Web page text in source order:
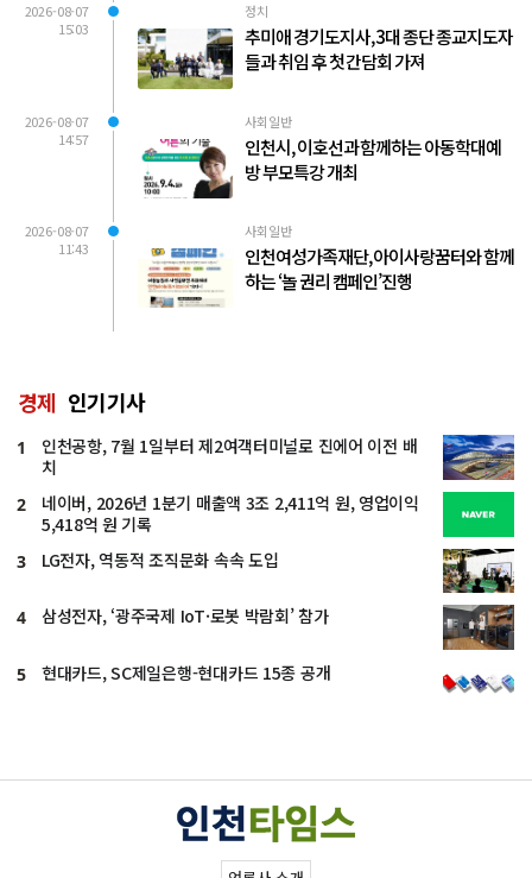
2026-08-07
15:03
정치
추미애 경기도지사, 3대 종단 종교지도자
들과 취임 후 첫 간담회 가져
2026-08-07
14:57
사회일반
인천시, 이호선과 함께하는 아동학대예
방 부모특강 개최
2026-08-07
11:43
사회일반
인천여성가족재단, 아이사랑꿈터와 함께
하는 ‘놀 권리 캠페인’진행
경제 인기기사
1
인천공항, 7월 1일부터 제2여객터미널로 진에어 이전 배
치
2
네이버, 2026년 1분기 매출액 3조 2,411억 원, 영업이익
5,418억 원 기록
3 LG전자, 역동적 조직문화 속속 도입
4 삼성전자, ‘광주국제 IoT·로봇 박람회’ 참가
5 현대카드, SC제일은행-현대카드 15종 공개